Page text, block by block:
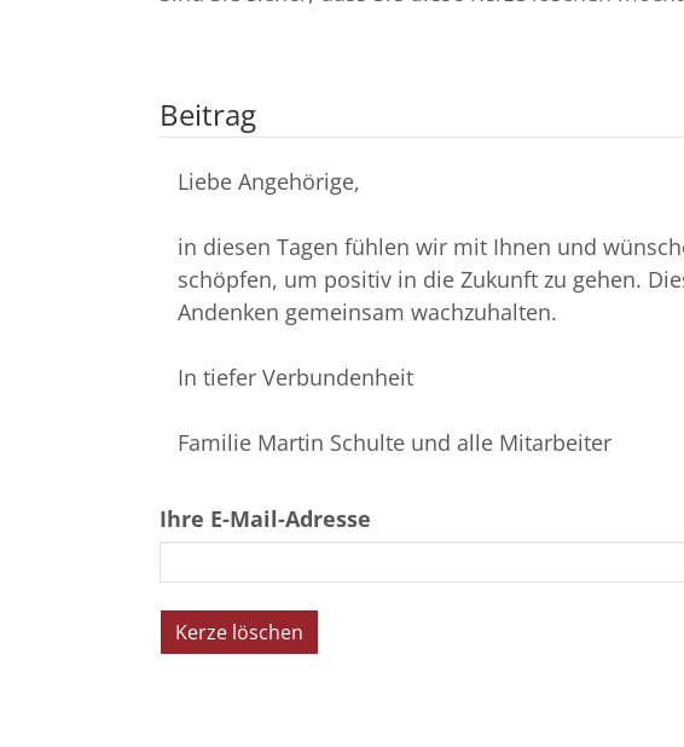
Beitrag
Liebe Angehörige,
in diesen Tagen fühlen wir mit Ihnen und
schöpfen, um positiv in die Zukunft zu gehen.
Andenken gemeinsam wachzuhalten.
In tiefer Verbundenheit
Familie Martin Schulte und alle Mitarbeiter
Ihre E-Mail-Adresse